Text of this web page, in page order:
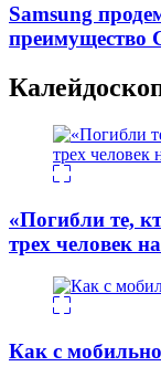
Samsung
преимущество
«Погибли те,
трех человек
Как с